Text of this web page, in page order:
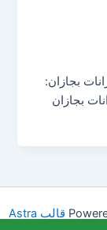
بجازان:
بجازان
قالب Astra